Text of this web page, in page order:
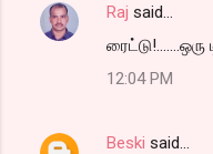
Raj said…
ரைட்டு!.......ஒரு
12:04 PM
Beski said…